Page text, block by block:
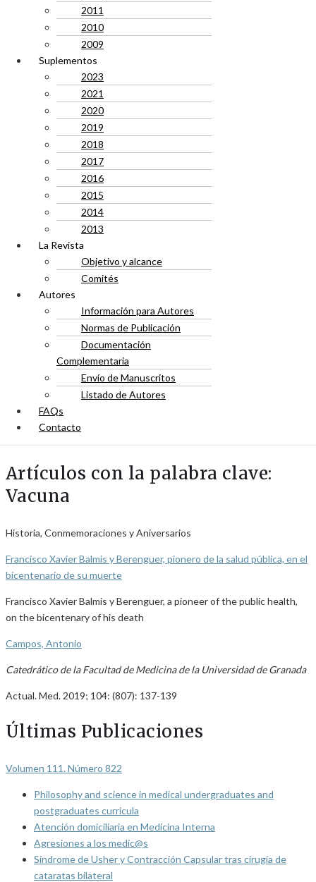
2011
2010
2009
Suplementos
2023
2021
2020
2019
2018
2017
2016
2015
2014
2013
La Revista
Objetivo y alcance
Comités
Autores
Información para Autores
Normas de Publicación
Documentación
Complementaria
Envío de Manuscritos
Listado de Autores
FAQs
Contacto
Artículos con la palabra clave:
Vacuna
Historia, Conmemoraciones y Aniversarios
Francisco Xavier Balmis y Berenguer, pionero de la salud pública, en el
bicentenario de su muerte
Francisco Xavier Balmis y Berenguer, a pioneer of the public health,
on the bicentenary of his death
Campos, Antonio
Catedrático de la Facultad de Medicina de la Universidad de Granada
Actual. Med. 2019; 104: (807): 137-139
Últimas Publicaciones
Volumen 111. Número 822
Philosophy and science in medical undergraduates and
postgraduates curricula
Atención domiciliaria en Medicina Interna
Agresiones a los medic@s
Síndrome de Usher y Contracción Capsular tras cirugía de
cataratas bilateral